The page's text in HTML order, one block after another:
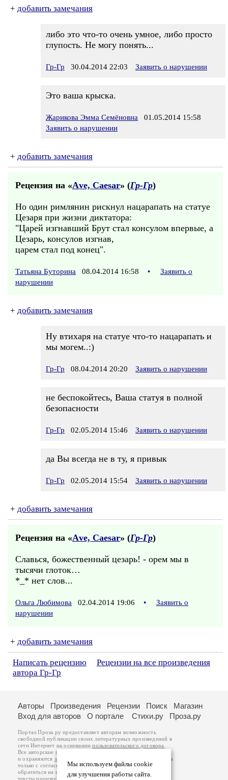
+ добавить замечания
либо это что-то очень умное, либо просто
глупость. Не могу понять...
Гр-Гр 30.04.2014 22:03 Заявить о нарушении
Это ваша крыска.
Жарикова Эмма Семёновна 01.05.2014 15:58
Заявить о нарушении
+ добавить замечания
Рецензия на «Аve, Саеsаr» (Гр-Гр)
Но один римлянин рискнул нацарапать на статуе
Цезаря при жизни диктатора:
"Царей изгнавший Брут стал консулом впервые, а
Цезарь, консулов изгнав,
царем стал под конец".
Татьяна Буторина 08.04.2014 16:58 •
Заявить о
нарушении
+ добавить замечания
Ну втихаря на статуе что-то нацарапать и
мы могем..:)
Гр-Гр 08.04.2014 20:20 Заявить о нарушении
не беспокойтесь, Ваша статуя в полной
безопасности
Гр-Гр 02.05.2014 15:46 Заявить о нарушении
да Вы всегда не в ту, я привык
Гр-Гр 02.05.2014 15:54 Заявить о нарушении
+ добавить замечания
Рецензия на «Аve, Саеsаr» (Гр-Гр)
Славься, божественный цезарь! - орем мы в
тысячи глоток…
*_* нет слов...
Ольга Любимова 02.04.2014 19:06 •
Заявить о
нарушении
+ добавить замечания
Написать рецензию
Рецензии на все произведения
автора Гр-Гр
Мы используем файлы cookie
для улучшения работы сайта.
Авторы Произведения Рецензии Поиск
Магазин
Вход для авторов
О портале Стихи.ру Проза.ру
Портал Проза.ру предоставляет авторам возможность
свободной публикации своих литературных произведений в
сети Интернет на основаниипользовательского договора
Все авторские права на произведения принадлежат авторам
и охраняются законом
. Перепечатка произведений возможна
только с согласия его автора, к которому вы можете
обратиться на его авторской странице. Ответственность за
тексты произведений авторы несут самостоятельно на